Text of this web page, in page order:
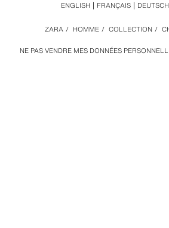
NE PAS VENDRE MES DONNÉES
ZARA / HOMME / COLLECTION /
ENGLISH FRANÇAIS DEUTSCH